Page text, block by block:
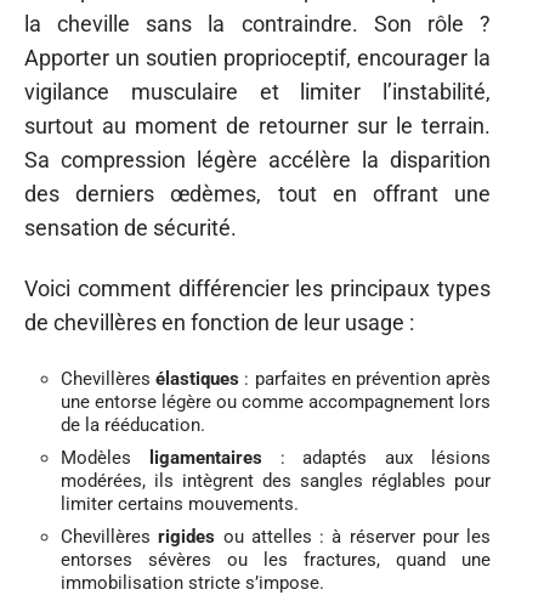
la cheville sans la contraindre. Son rôle ?
Apporter un soutien proprioceptif, encourager la
vigilance musculaire et limiter l’instabilité,
surtout au moment de retourner sur le terrain.
Sa compression légère accélère la disparition
des derniers œdèmes, tout en offrant une
sensation de sécurité.
Voici comment différencier les principaux types
de chevillères en fonction de leur usage :
Chevillèresélastiques : parfaites en prévention après
une entorse légère ou comme accompagnement lors
de la rééducation.
Modèles
ligamentaires : adaptés aux lésions
modérées, ils intègrent des sangles réglables pour
limiter certains mouvements.
Chevillèresrigides ou attelles : à réserver pour les
entorses sévères ou les fractures, quand une
immobilisation stricte s’impose.